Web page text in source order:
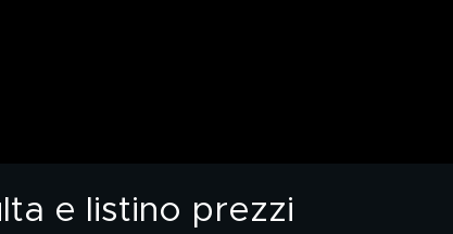
e listino prezzi